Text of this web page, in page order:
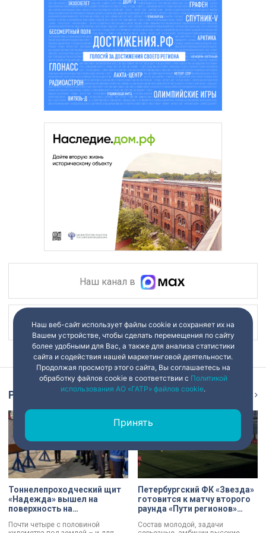
Наш канал в
Наш канал в
Репортаж
Тоннелепроходческий щит
«Надежда» вышел на
поверхность на
Почти четыре с половиной
Петербургский ФК «Звезда»
готовится к матчу второго
раунда «Пути регионов»
Состав молодой, задачи
Наш веб-сайт использует файлы cookie и сохраняет их на
Вашем устройстве, чтобы сделать перемещения по сайту
более удобными для Вас, а также для анализа статистики
сайта и содействия нашей маркетинговой деятельности.
Продолжая просмотр этого сайта, Вы соглашаетесь на
обработку файлов cookie в соответствии с Политикой
использования АО «ГАТР» файлов cookie.
Принять